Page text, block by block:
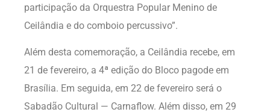
participação da Orquestra Popular Menino de
Ceilândia e do comboio percussivo”.
Além desta comemoração, a Ceilândia recebe, em
21 de fevereiro, a 4ª edição do Bloco pagode em
Brasília. Em seguida, em 22 de fevereiro será o
Sabadão Cultural — Carnaflow. Além disso, em 29